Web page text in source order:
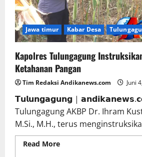
Jawa timur Kabar Desa
Kapolres Tulungagung
Ketahanan Pangan
Tim Redaksi Andikanews.com Juni
𝗧𝘂𝗹𝘂𝗻𝗴𝗮𝗴𝘂𝗻𝗴 |
Tulungagung AKBP Dr. Ihram
M.Si., M.H., terus
Read More